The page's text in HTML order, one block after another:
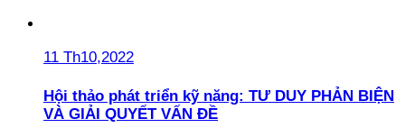
11 Th10,2022
Hội thảo phát triển kỹ năng: TƯ DUY PHẢN BIỆN
VÀ GIẢI QUYẾT VẤN ĐỀ